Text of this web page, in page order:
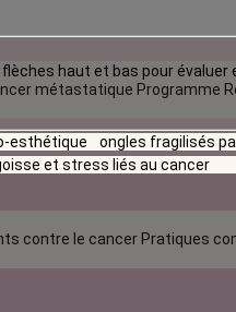
métastatique Programme
contre le cancer Pratiques
haut et bas pour
esthétique ongles fragilisés
et stress liés au cancer